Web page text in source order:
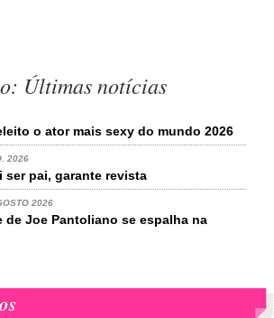
Últimas notícias
o ator mais sexy do mundo 2026
2026
ser pai, garante revista
2026
de Joe Pantoliano se espalha na